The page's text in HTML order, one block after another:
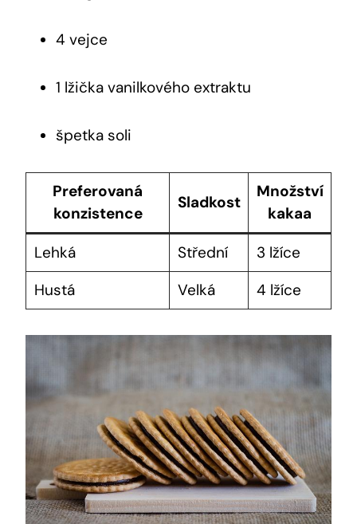
4 vejce
1 lžička vanilkového extraktu
špetka soli
Preferovaná
konzistence
Sladkost
Množství
kakaa
Lehká
Střední
3 lžíce
Hustá
Velká 4 lžíce